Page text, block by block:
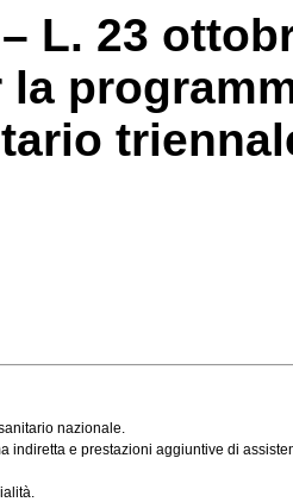
L. 23
la
nazionale.
indiretta e prestazioni aggiuntive di